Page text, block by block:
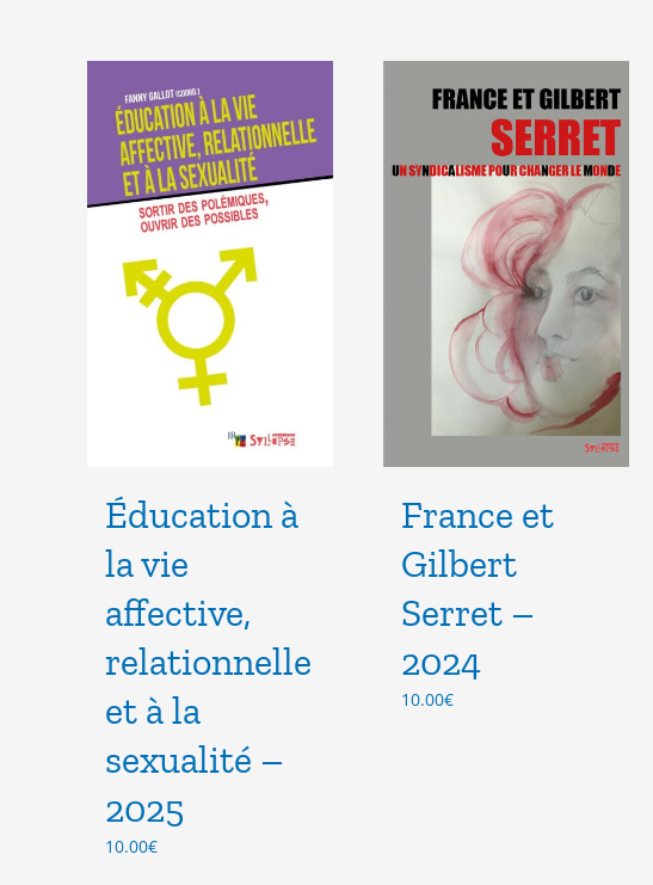
Éducation à
la vie
affective,
relationnelle
et à la
sexualité –
2025
10.00€
France et
Gilbert
Serret –
2024
10.00€